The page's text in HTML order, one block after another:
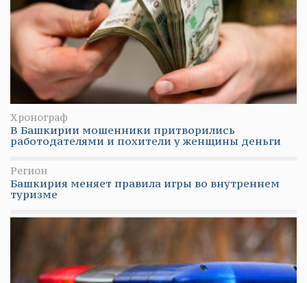
Хронограф
В Башкирии мошенники притворились
работодателями и похители у женщины деньги
Регион
Башкирия меняет правила игры во внутреннем
туризме